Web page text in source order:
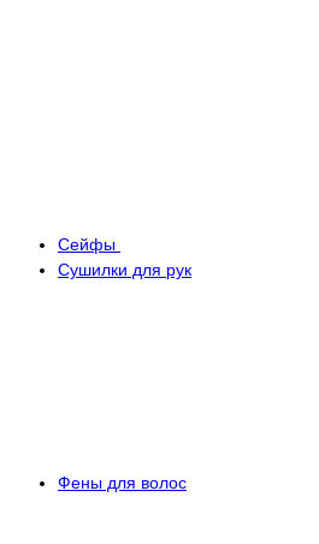
Сейфы
Сушилки для рук
Фены для волос